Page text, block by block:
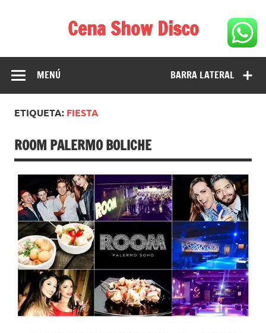
Cena Show Disco
Cena Show Disco – DISCO CENA SHOW GUIA DE
RESTAURANTES
BARRA LATERAL
MENÚ
ETIQUETA: FIESTA
ROOM PALERMO BOLICHE